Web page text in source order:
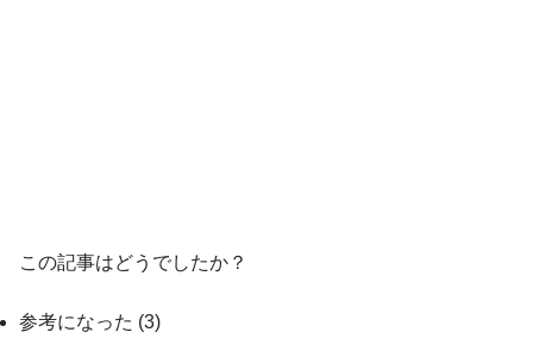
この記事はどうでしたか？
参考になった (3)